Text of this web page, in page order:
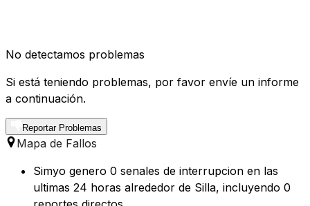
No detectamos problemas
Si está teniendo problemas, por favor envíe un informe
a continuación.
Reportar Problemas
Mapa de Fallos
Simyo genero 0 senales de interrupcion en las
ultimas 24 horas alrededor de Silla, incluyendo 0